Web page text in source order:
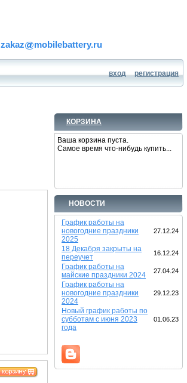
zakaz mobilebattery.ru
вход регистрация
КОРЗИНА
Ваша корзина пуста.
Самое время что-нибудь купить...
НОВОСТИ
График работы на
новогодние праздники
2025
27.12.24
18 Декабря закрыты на
переучет
16.12.24
График работы на
майские праздники 2024
27.04.24
График работы на
новогодние праздники
2024
29.12.23
Новый график работы по
субботам с июня 2023
года
01.06.23